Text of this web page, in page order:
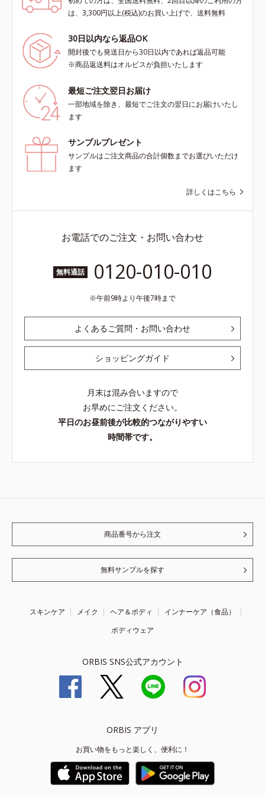
は、3,300円以上(税込)のお買い上げで、送料無料
30日以内なら返品OK
開封後でも発送日から30日以内であれば返品可能
※商品返送料はオルビスが負担いたします
最短ご注文翌日お届け
一部地域を除き、最短でご注文の翌日にお届けいたし
ます
サンプルプレゼント
サンプルはご注文商品の合計個数までお選びいただけ
ます
詳しくはこちら
お電話でのご注文・お問い合わせ
無料通話 0120-010-010
午前9時より午後7時まで
よくあるご質問・お問い合わせ
ショッピングガイド
月末は混み合いますので
お早めにご注文ください。
平日のお昼前後が比較的つながりやすい
時間帯です。
商品番号から注文
無料サンプルを探す
スキンケア メイク ヘア＆ボディ
インナーケア（食品）
ボディウェア
ORBIS SNS公式アカウント
ORBIS アプリ
お買い物をもっと楽しく、便利に！